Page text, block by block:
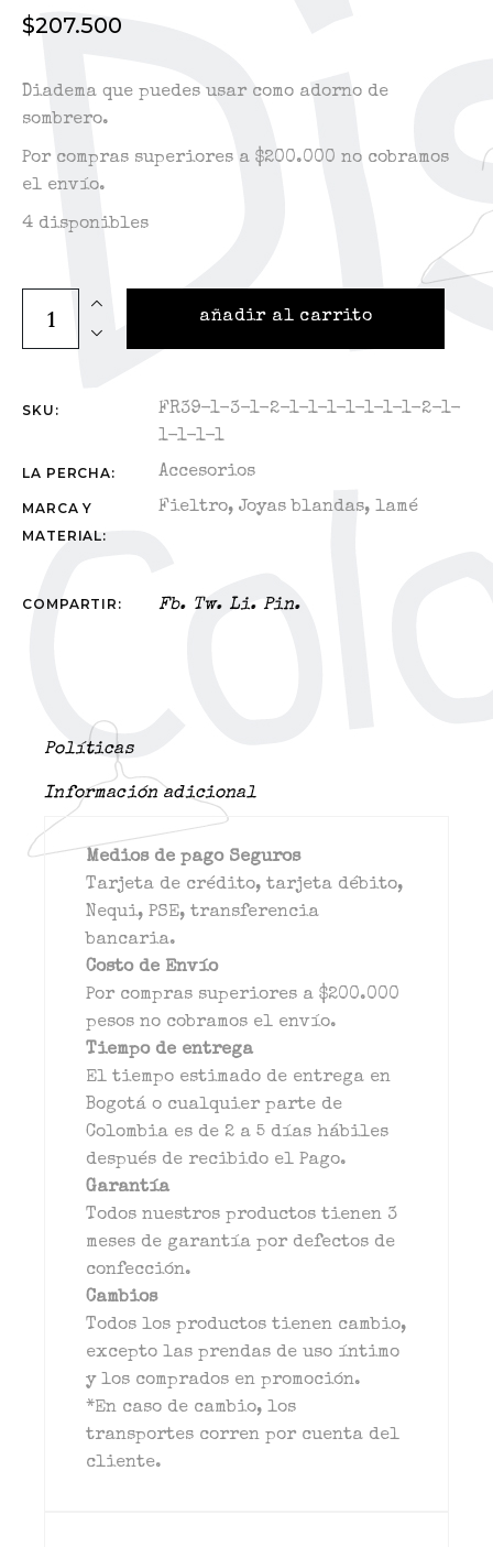
$207.500
Diadema que puedes usar como adorno de
sombrero.
Por compras superiores a $200.000 no cobramos
el envío.
4 disponibles
WQ. Diadema flores quantity
añadir al carrito
SKU:
FR39-1-3-1-2-1-1-1-1-1-1-1-2-1-
1-1-1-1
LA PERCHA: Accesorios
MARCA Y
MATERIAL:
Fieltro,Joyas blandas,lamé
COMPARTIR: Fb. Tw. Li. Pin.
Políticas
Información adicional
Medios de pago Seguros
Tarjeta de crédito, tarjeta débito,
Nequi, PSE, transferencia
bancaria.
Costo de Envío
Por compras superiores a $200.000
pesos no cobramos el envío.
Tiempo de entrega
El tiempo estimado de entrega en
Bogotá o cualquier parte de
Colombia es de 2 a 5 días hábiles
después de recibido el Pago.
Garantía
Todos nuestros productos tienen 3
meses de garantía por defectos de
confección.
Cambios
Todos los productos tienen cambio,
excepto las prendas de uso íntimo
y los comprados en promoción.
*En caso de cambio, los
transportes corren por cuenta del
cliente.